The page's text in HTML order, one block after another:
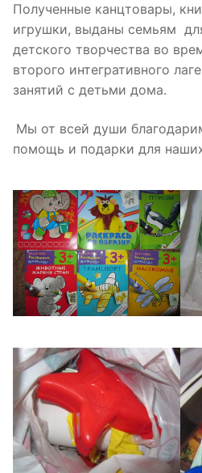
Полученные канцтовары,
игрушки, выданы семьям
детского творчества во
второго интегративного
занятий с детьми дома.
Мы от всей души
помощь и подарки для